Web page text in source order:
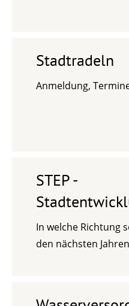
Stadtradeln
Anmeldung,
STEP -
In welche Richtung
den nächsten